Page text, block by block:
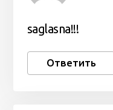
saglasna!!!
Ответить